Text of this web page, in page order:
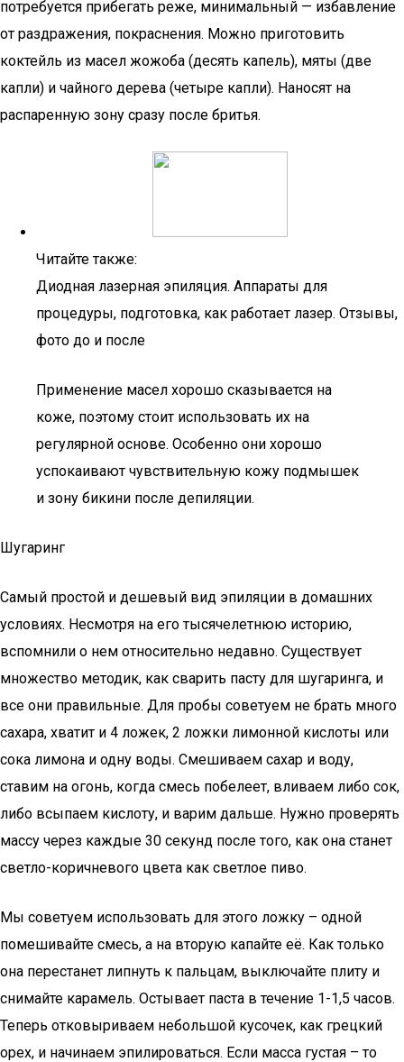
потребуется прибегать реже, минимальный — избавление
от раздражения, покраснения. Можно приготовить
коктейль из масел жожоба (десять капель), мяты (две
капли) и чайного дерева (четыре капли). Наносят на
распаренную зону сразу после бритья.
Читайте также:
Диодная лазерная эпиляция. Аппараты для
процедуры, подготовка, как работает лазер. Отзывы,
фото до и после
Применение масел хорошо сказывается на
коже, поэтому стоит использовать их на
регулярной основе. Особенно они хорошо
успокаивают чувствительную кожу подмышек
и зону бикини после депиляции.
Шугаринг
Самый простой и дешевый вид эпиляции в домашних
условиях. Несмотря на его тысячелетнюю историю,
вспомнили о нем относительно недавно. Существует
множество методик, как сварить пасту для шугаринга, и
все они правильные. Для пробы советуем не брать много
сахара, хватит и 4 ложек, 2 ложки лимонной кислоты или
сока лимона и одну воды. Смешиваем сахар и воду,
ставим на огонь, когда смесь побелеет, вливаем либо сок,
либо всыпаем кислоту, и варим дальше. Нужно проверять
массу через каждые 30 секунд после того, как она станет
светло-коричневого цвета как светлое пиво.
Мы советуем использовать для этого ложку – одной
помешивайте смесь, а на вторую капайте её. Как только
она перестанет липнуть к пальцам, выключайте плиту и
снимайте карамель. Остывает паста в течение 1-1,5 часов.
Теперь отковыриваем небольшой кусочек, как грецкий
орех, и начинаем эпилироваться. Если масса густая – то